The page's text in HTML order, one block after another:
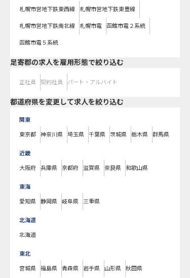
札幌市営地下鉄東西線 札幌市営地下鉄東豊線
札幌市営地下鉄南北線 札幌市電 函館市電２系統
函館市電５系統
足寄郡の求人を雇用形態で絞り込む
正社員 契約社員 パート・アルバイト
都道府県を変更して求人を絞り込む
関東
東京都 神奈川県 埼玉県 千葉県 茨城県 栃木県 群馬県
近畿
大阪府 兵庫県 京都府 滋賀県 奈良県 和歌山県
東海
愛知県 静岡県 岐阜県 三重県
北海道
北海道
東北
宮城県 福島県 青森県 岩手県 山形県 秋田県